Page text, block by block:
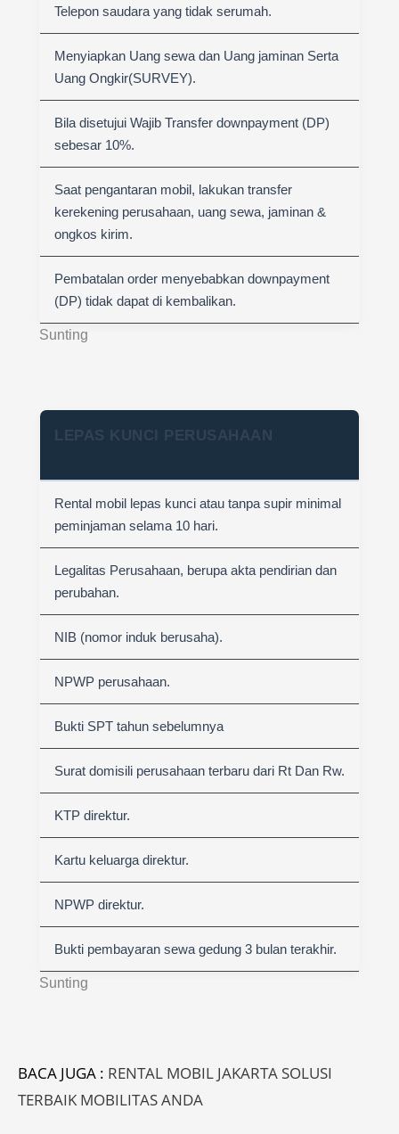
Sunting
Telepon saudara yang tidak serumah.
Menyiapkan Uang sewa dan Uang jaminan Serta
Uang Ongkir(SURVEY).
Bila disetujui Wajib Transfer downpayment (DP)
sebesar 10%.
Saat pengantaran mobil, lakukan transfer
kerekening perusahaan, uang sewa, jaminan &
ongkos kirim.
Pembatalan order menyebabkan downpayment
(DP) tidak dapat di kembalikan.
Sunting
LEPAS KUNCI PERUSAHAAN
Rental mobil lepas kunci atau tanpa supir minimal
peminjaman selama 10 hari.
Legalitas Perusahaan, berupa akta pendirian dan
perubahan.
NIB (nomor induk berusaha).
NPWP perusahaan.
Bukti SPT tahun sebelumnya
Surat domisili perusahaan terbaru dari Rt Dan Rw.
KTP direktur.
Kartu keluarga direktur.
NPWP direktur.
Bukti pembayaran sewa gedung 3 bulan terakhir.
BACA JUGA : RENTAL MOBIL JAKARTA SOLUSI
TERBAIK MOBILITAS ANDA